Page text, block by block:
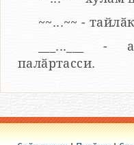
~~...~~ -
___...___ -
палӑртасси.